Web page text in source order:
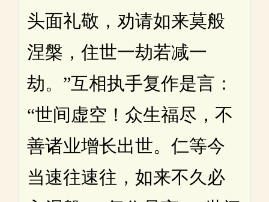
头面礼敬，劝请如来莫般
涅槃，住世一劫若减一
劫。”互相执手复作是言：
“世间虚空！众生福尽，不
善诸业增长出世。仁等今
当速往速往，如来不久必